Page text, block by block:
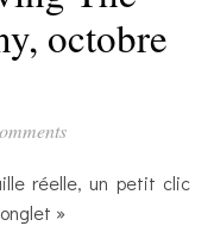
octobre
»